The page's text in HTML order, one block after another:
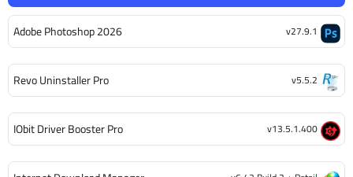
Adobe Photoshop 2026 v27.9.1
Revo Uninstaller Pro v5.5.2
IObit Driver Booster Pro v13.5.1.400